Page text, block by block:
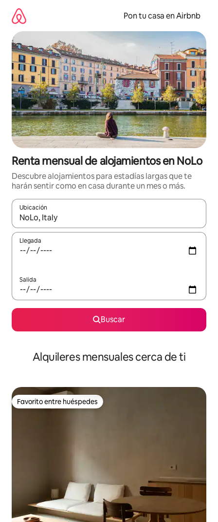
contenido
Pon tu casa en Airbnb
Renta mensual de alojamientos en NoLo
Descubre alojamientos para estadías largas que te
harán sentir como en casa durante un mes o más.
Ubicación
Cuando los resultados estén disponibles, navega con las
Llegada
Salida
Buscar
Alquileres mensuales cerca de ti
Favorito entre huéspedes
Favorito entre huéspedes